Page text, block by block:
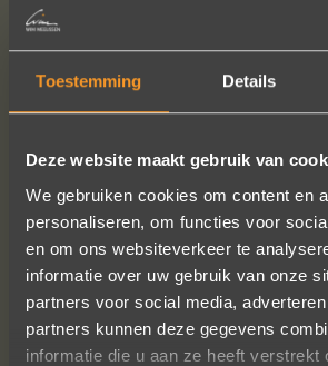
Toestemming Details
Deze website maakt gebruik van
We gebruiken cookies om content en
personaliseren, om functies voor
en om ons websiteverkeer te
informatie over uw gebruik van onze
partners voor social media,
partners kunnen deze gegevens
informatie die u aan ze heeft verstrekt
SUIVEZ-NOUS SUR LES
Wat een prachtige ervaring !
professioneel team,
warm onthaal, verzorgde
punctueel in het uitvoeren
bestelling, permanent